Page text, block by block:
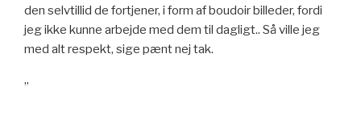
den selvtillid de fortjener, i form af boudoir billeder, fordi
jeg ikke kunne arbejde med dem til dagligt.. Så ville jeg
med alt respekt, sige pænt nej tak.
”